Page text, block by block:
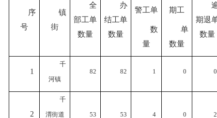
序
号
镇
街
全
部工单
数量
办
结工单
数量
警工单
数
量
期工
单
数量
期退
数量
1
千
河镇
82 82 1 0 0
2
千
渭街道 53 53 4 0 2